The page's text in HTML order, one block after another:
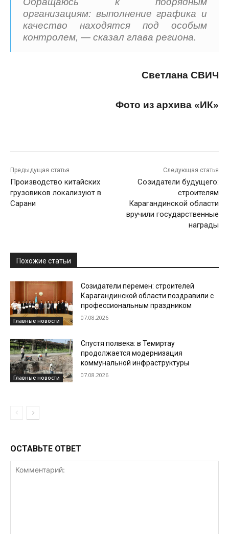
организациям: выполнение графика и
качество находятся под особым
контролем, — сказал глава региона.
Светлана СВИЧ
Фото из архива «ИК»
Предыдущая статья
Производство китайских
грузовиков локализуют в
Сарани
Следующая статья
Созидатели будущего:
строителям
Карагандинской области
вручили государственные
награды
Похожие статьи
Главные новости
Созидатели перемен: строителей
Карагандинской области поздравили с
профессиональным праздником
07.08.2026
Главные новости
Спустя полвека: в Темиртау
продолжается модернизация
коммунальной инфраструктуры
07.08.2026
ОСТАВЬТЕ ОТВЕТ